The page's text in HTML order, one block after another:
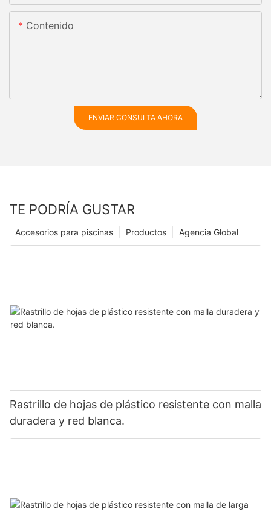
Contenido
ENVIAR CONSULTA AHORA
TE PODRÍA GUSTAR
Agencia Global
Productos
Accesorios para piscinas
Rastrillo de hojas de plástico resistente con malla
duradera y red blanca.